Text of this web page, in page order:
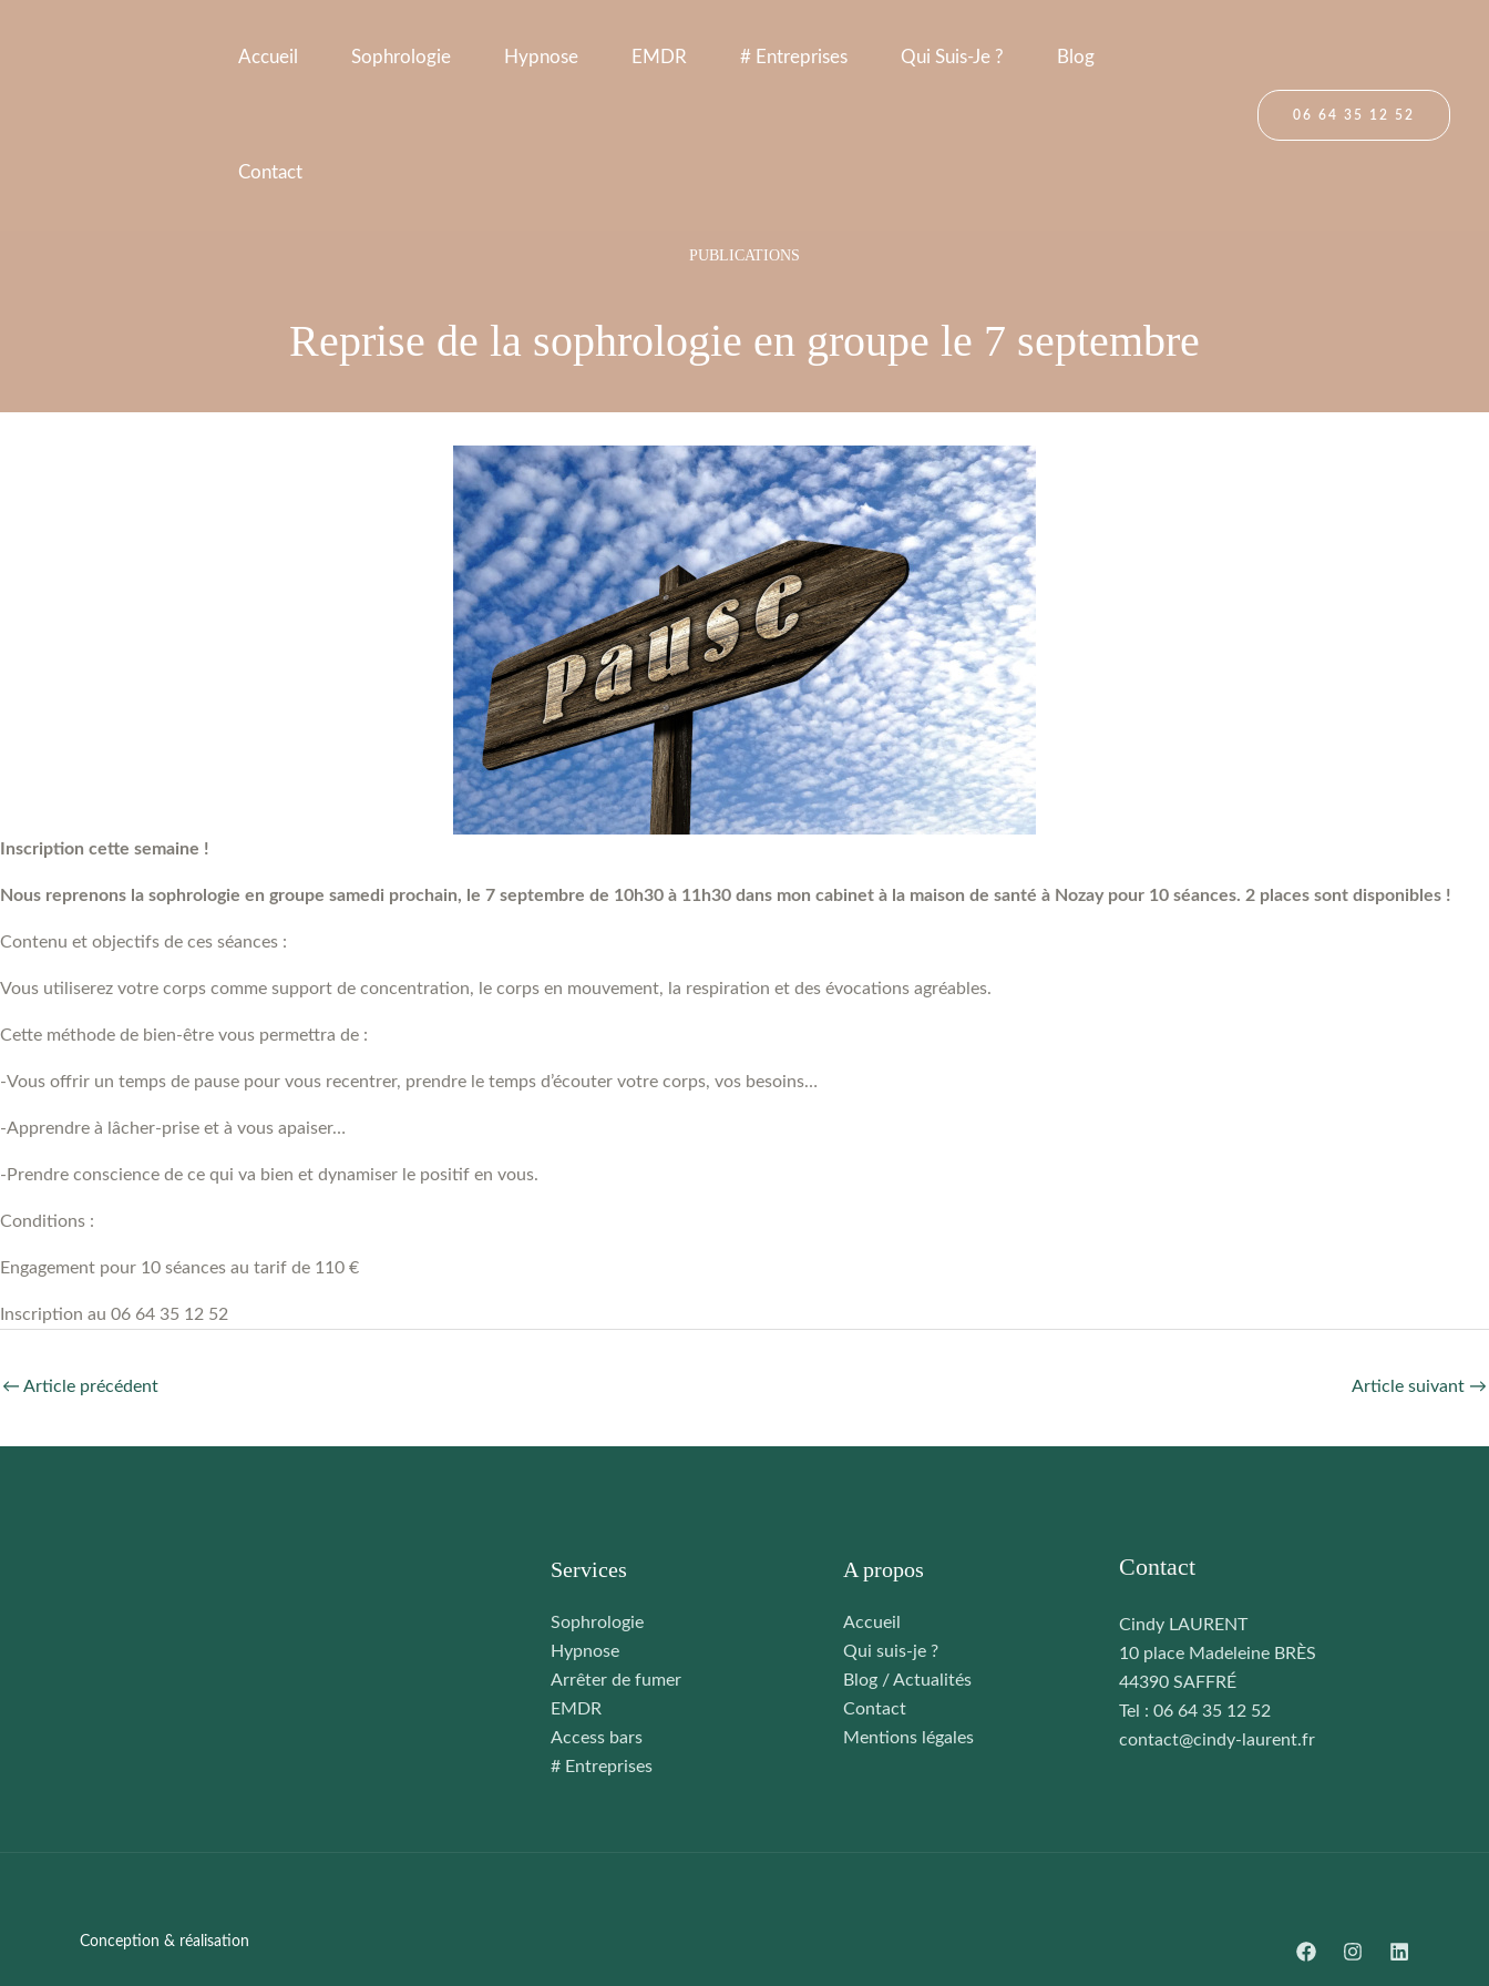
Accueil Sophrologie Hypnose EMDR # Entreprises Qui Suis-Je ? Blog
Contact
06 64 35 12 52
Reprise de la sophrologie en groupe le 7 septembre
Inscription cette semaine !
Nous reprenons la sophrologie en groupe samedi prochain, le 7 septembre de 10h30 à 11h30 dans mon cabinet à la maison de santé à Nozay pour 10 séances. 2 places sont disponibles !
Contenu et objectifs de ces séances :
Vous utiliserez votre corps comme support de concentration, le corps en mouvement, la respiration et des évocations agréables.
Cette méthode de bien-être vous permettra de :
-Vous offrir un temps de pause pour vous recentrer, prendre le temps d’écouter votre corps, vos besoins…
-Apprendre à lâcher-prise et à vous apaiser…
-Prendre conscience de ce qui va bien et dynamiser le positif en vous.
Conditions :
Engagement pour 10 séances au tarif de 110 €
Inscription au 06 64 35 12 52
← Article précédent Article suivant →
Services
Sophrologie
Hypnose
Arrêter de fumer
EMDR
Access bars
# Entreprises
A propos
Accueil
Qui suis-je ?
Blog / Actualités
Contact
Mentions légales
Contact
Cindy LAURENT
10 place Madeleine BRÈS
44390 SAFFRÉ
Tel : 06 64 35 12 52
contact@cindy-laurent.fr
Conception & réalisation